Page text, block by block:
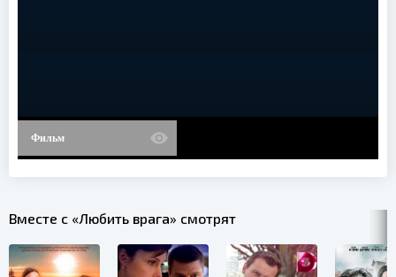
Фильм
Вместе с «Любить врага» смотрят